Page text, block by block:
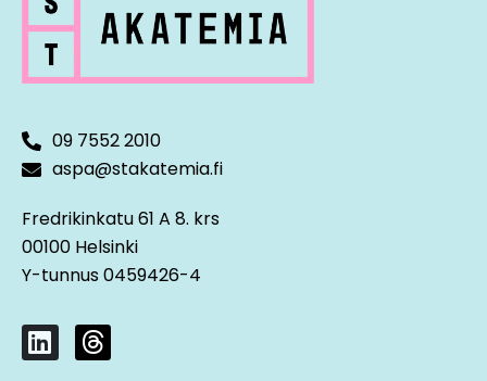
09 7552 2010
aspa@stakatemia.fi
Fredrikinkatu 61 A 8. krs
00100 Helsinki
Y-tunnus 0459426-4
L
i
T
h